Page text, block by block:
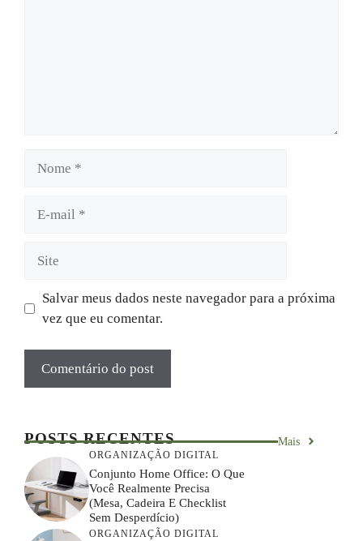
Salvar meus dados neste navegador para a próxima
vez que eu comentar.
POSTS RECENTES Mais
ORGANIZAÇÃO DIGITAL
Conjunto Home Office: O Que
Você Realmente Precisa
(mesa, Cadeira E Checklist
Sem Desperdício)
ORGANIZAÇÃO DIGITAL